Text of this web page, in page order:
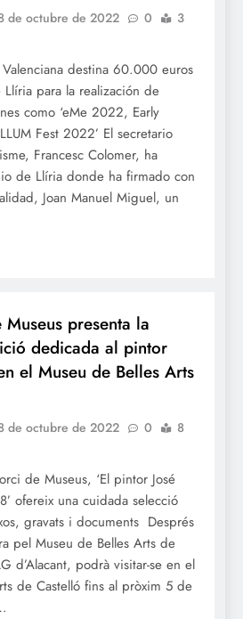
de octubre de 2022 0
3
destina 60.000 euros
para la realización de
como ‘eMe 2022, Early
Fest 2022’ El secretario
Francesc Colomer, ha
de Llíria donde ha firmado con
Joan Manuel Miguel, un
presenta la
dedicada al pintor
el Museu de Belles Arts
de octubre de 2022 0
8
de Museus, ‘El pintor José
ofereix una cuidada selecció
gravats i documents Després
pel Museu de Belles Arts de
d’Alacant, podrà visitar-se en el
de Castelló fins al pròxim 5 de